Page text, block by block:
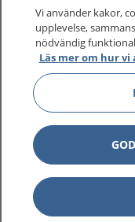
1177–tryggt
På 1177.se får du
sjukdomar och
Logga in för att
vårdärenden. Ring
1177 ger dig råd
Vi använder kakor,
upplevelse,
nödvändig
Läs mer om hur